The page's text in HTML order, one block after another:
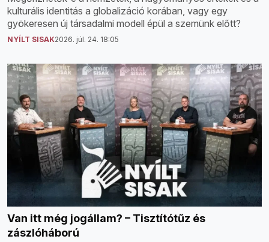
kulturális identitás a globalizáció korában, vagy egy
gyökeresen új társadalmi modell épül a szemünk előtt?
NYÍLT SISAK2026. júl. 24. 18:05
Van itt még jogállam? – Tisztítótűz és
zászlóháború